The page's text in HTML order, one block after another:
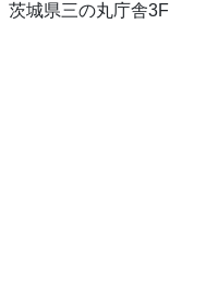
城県三の丸庁舎3F